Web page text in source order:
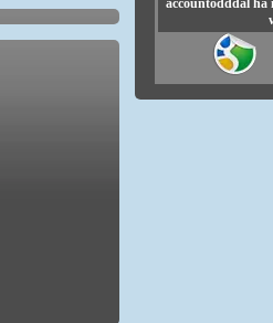
accountodddal ha